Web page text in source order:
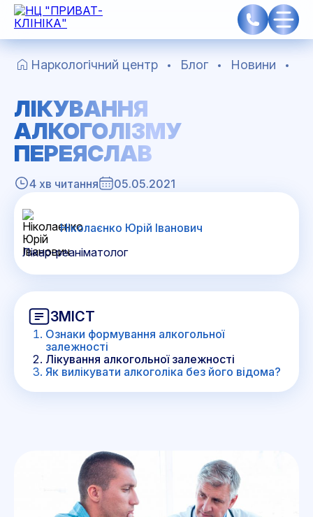
Наркологічний центр Блог Новини
ЛІКУВАННЯ
АЛКОГОЛІЗМУ
ПЕРЕЯСЛАВ
4 хв читання 05.05.2021
Ніколаєнко Юрій Іванович
Лікар-реаніматолог
ЗМІСТ
Ознаки формування алкогольної
залежності
Лікування алкогольної залежності
Як вилікувати алкоголіка без його відома?